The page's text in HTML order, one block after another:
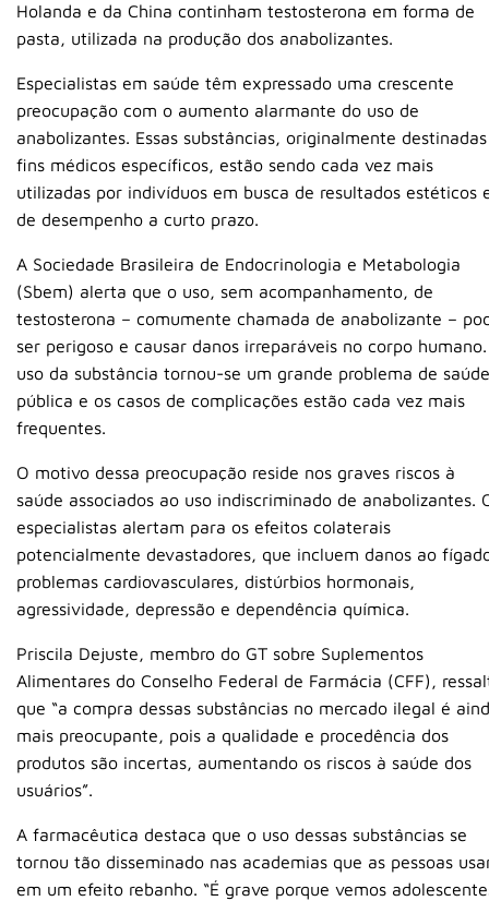
Holanda e da China continham testosterona em forma de
pasta, utilizada na produção dos anabolizantes.
Especialistas em saúde têm expressado uma crescente
preocupação com o aumento alarmante do uso de
anabolizantes. Essas substâncias, originalmente
fins médicos específicos, estão sendo cada vez mais
utilizadas por indivíduos em busca de resultados estéticos
de desempenho a curto prazo.
A Sociedade Brasileira de Endocrinologia e Metabologia
(Sbem) alerta que o uso, sem acompanhamento, de
testosterona – comumente chamada de anabolizante –
ser perigoso e causar danos irreparáveis no corpo
uso da substância tornou-se um grande problema de saúde
pública e os casos de complicações estão cada vez mais
frequentes.
O motivo dessa preocupação reside nos graves riscos à
saúde associados ao uso indiscriminado de anabolizantes.
especialistas alertam para os efeitos colaterais
potencialmente devastadores, que incluem danos ao
problemas cardiovasculares, distúrbios hormonais,
agressividade, depressão e dependência química.
Priscila Dejuste, membro do GT sobre Suplementos
Alimentares do Conselho Federal de Farmácia (CFF),
que “a compra dessas substâncias no mercado ilegal é
mais preocupante, pois a qualidade e procedência dos
produtos são incertas, aumentando os riscos à saúde dos
usuários”.
A farmacêutica destaca que o uso dessas substâncias se
tornou tão disseminado nas academias que as pessoas
em um efeito rebanho. “É grave porque vemos